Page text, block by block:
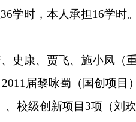
36学时，本人承担16学时。
史康、贾飞、施小凤（
2011届黎咏蜀（国创项目
校级创新项目 3项（刘